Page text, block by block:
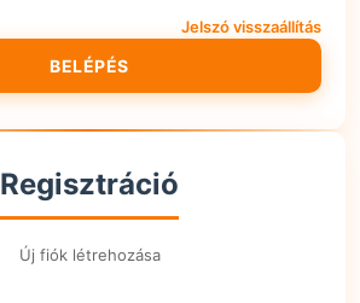
Jelszó visszaállítás
BELÉPÉS
Regisztráció
Új fiók létrehozása